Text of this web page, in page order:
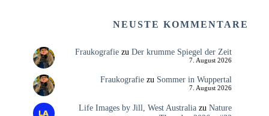
NEUSTE KOMMENTARE
Fraukografiezu Der krumme Spiegel der Zeit
7. August 2026
Fraukografiezu Sommer in Wuppertal
7. August 2026
Life Images by Jill, West Australiazu Nature